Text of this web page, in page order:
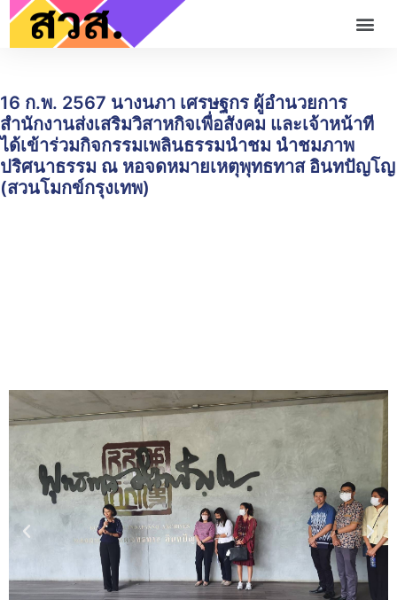
16 ก.พ. 2567 นางนภา เศรษฐกร ผู้อำนวยการ
สำนักงานส่งเสริมวิสาหกิจเพื่อสังคม และเจ้าหน้าที
ได้เข้าร่วมกิจกรรมเพลินธรรมนำชม นำชมภาพ
ปริศนาธรรม ณ หอจดหมายเหตุพุทธทาส อินทปัญโญ
(สวนโมกข์กรุงเทพ)